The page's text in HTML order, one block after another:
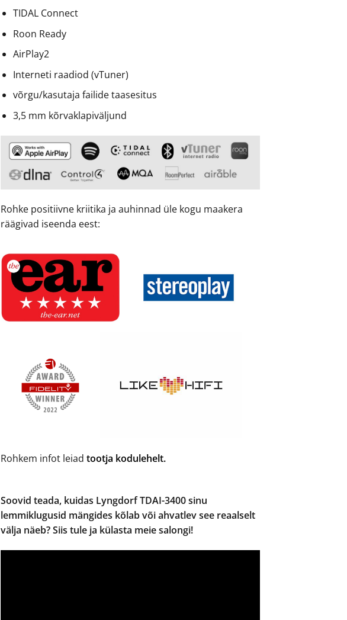
TIDAL Connect
Roon Ready
AirPlay2
Interneti raadiod (vTuner)
võrgu/kasutaja failide taasesitus
3,5 mm kõrvaklapiväljund
Rohke positiivne kriitika ja auhinnad üle kogu maakera
räägivad iseenda eest:
Rohkem infot leiadtootja kodulehelt.
Soovid teada, kuidas Lyngdorf TDAI-3400 sinu
lemmiklugusid mängides kõlab või ahvatlev see reaalselt
välja näeb? Siis tule ja külasta meie salongi!